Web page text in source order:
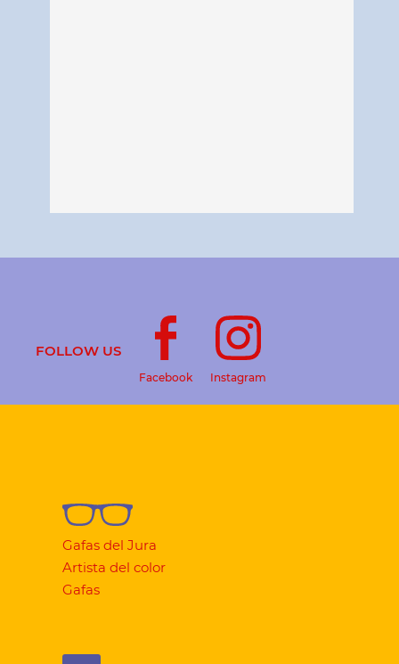
FOLLOW US
Facebook Instagram
Gafas del Jura
Artista del color
Gafas